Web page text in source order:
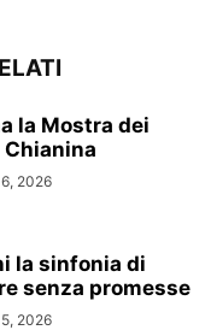
la Mostra dei
2026
la sinfonia di
senza promesse
2026